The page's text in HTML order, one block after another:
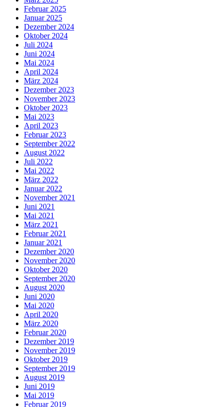
Februar 2025
Januar 2025
Dezember 2024
Oktober 2024
Juli 2024
Juni 2024
Mai 2024
April 2024
März 2024
Dezember 2023
November 2023
Oktober 2023
Mai 2023
April 2023
Februar 2023
September 2022
August 2022
Juli 2022
Mai 2022
März 2022
Januar 2022
November 2021
Juni 2021
Mai 2021
März 2021
Februar 2021
Januar 2021
Dezember 2020
November 2020
Oktober 2020
September 2020
August 2020
Juni 2020
Mai 2020
April 2020
März 2020
Februar 2020
Dezember 2019
November 2019
Oktober 2019
September 2019
August 2019
Juni 2019
Mai 2019
Februar 2019